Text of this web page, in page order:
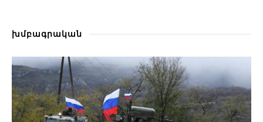
խմբագրական